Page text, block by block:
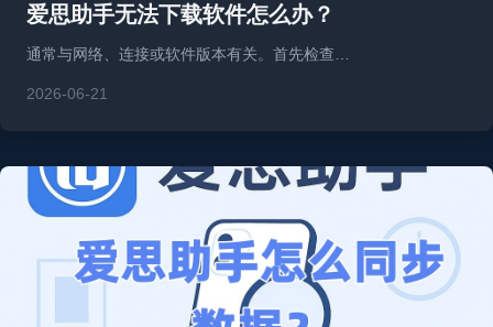
爱思助手无法下载软件怎么办？
通常与网络、连接或软件版本有关。首先检查…
2026-06-21